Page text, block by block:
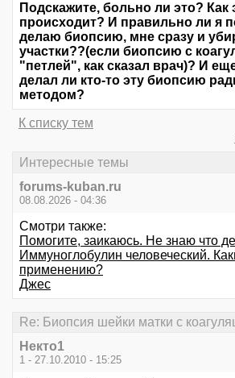
Подскажите, больно ли это? Как
происходит? И правильно ли я
делаю биопсию, мне сразу и
участки??(если биопсию с
"петлей", как сказал врач)? И
делал ли кто-то эту биопсию
методом?
К списку тем
Интересные темы
forums-kuban.ru
08.08.2026 - 04:36
Смотри также:
Помогите, заикаюсь. Не знаю что
Иммуноглобулин человеческий.
применению?
Джес
Re: Биопсия шейки матки с
Некто1
1 - 27.10.2010 - 15:25